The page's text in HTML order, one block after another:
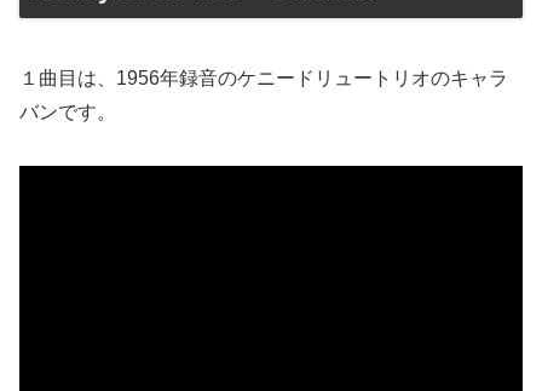
１曲目は、1956年録音のケニードリュートリオのキャラ
バンです。